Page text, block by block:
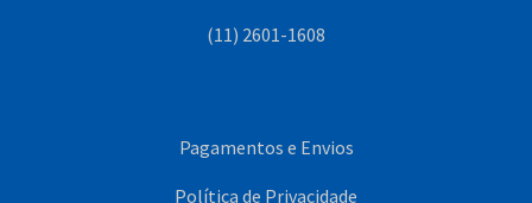
(11) 2601-1608
Pagamentos e Envios
Política de Privacidade